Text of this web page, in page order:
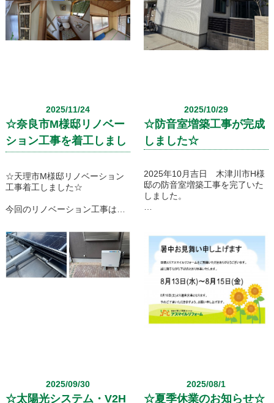
2025/11/24
☆奈良市M様邸リノベー
ション工事を着工しまし
☆天理市M様邸リノベーション
工事着工しました☆
今回のリノベーション工事はキ
耐震補強を含む大規模リフォー
ムとなりました。
続報は現場レポートにてお届け
しますのでどうぞお楽しみくだ
2025/10/29
☆防音室増築工事が完成
しました☆
2025年10月吉日 木津川市H様
邸の防音室増築工事を完了いた
しました。
いました。
お家のことでしたらどんなこと
でも構いませんのでお気軽にお
問い合わせくださいませ。
2025/09/30
☆太陽光システム・V2H
2025/08/1
☆夏季休業のお知らせ☆